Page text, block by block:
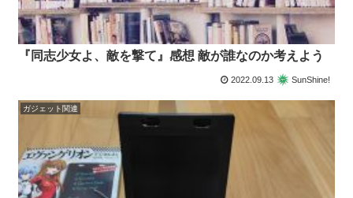
『同志少女よ、敵を撃て』感想 敵が誰なのか考えよう
2022.09.13 SunShine!
ガジェット関連